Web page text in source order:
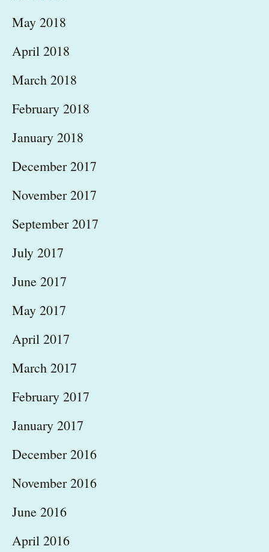
May 2018
April 2018
March 2018
February 2018
January 2018
December 2017
November 2017
September 2017
July 2017
June 2017
May 2017
April 2017
March 2017
February 2017
January 2017
December 2016
November 2016
June 2016
April 2016